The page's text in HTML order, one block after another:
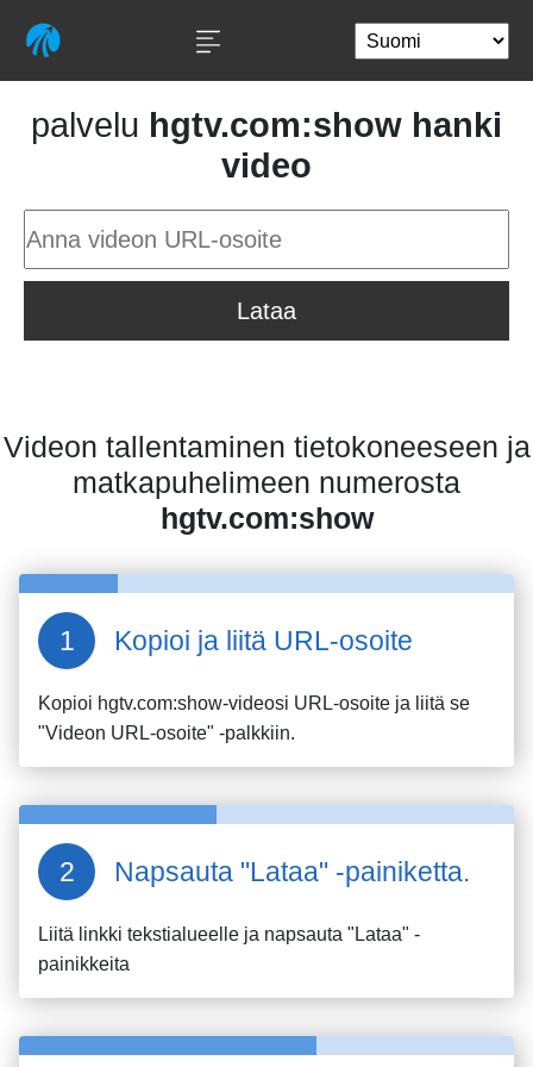
palvelu hgtv.com:show hanki
video
Lataa
Videon tallentaminen tietokoneeseen ja
matkapuhelimeen numerosta
hgtv.com:show
Kopioi ja liitä URL-osoite
Kopioi hgtv.com:show-videosi URL-osoite ja liitä se
"Videon URL-osoite" -palkkiin.
Napsauta "Lataa" -painiketta.
Liitä linkki tekstialueelle ja napsauta "Lataa" -
painikkeita